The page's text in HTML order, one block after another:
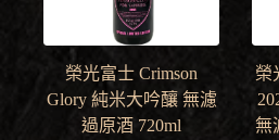
榮光富士 Crimson
Glory 純米大吟釀 無濾
過原酒 720ml
榮
無